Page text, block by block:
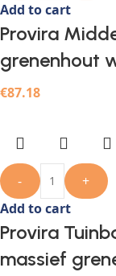
Add to cart
Provira
grenenhout
€87.18
-
+
Add to cart
Provira
massief